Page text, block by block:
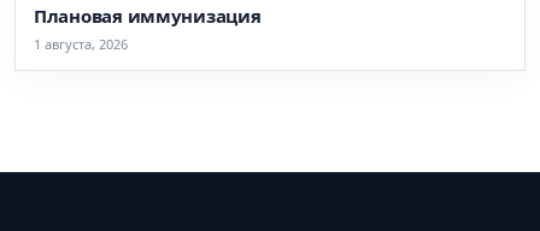
Плановая иммунизация
1 августа, 2026